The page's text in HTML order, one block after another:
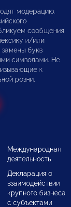
модерацию.
сообщения,
и/или
букв
символами. Не
к
розни.
Международная
деятельность
Декларация о
взаимодействии
крупного бизнеса
с субъектами